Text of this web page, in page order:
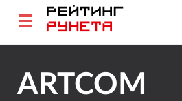
ARTCOM